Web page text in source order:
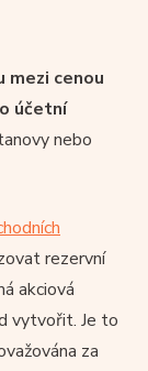
mezi cenou
účetní
nebo
rezervní
akciová
vytvořit. Je to
za